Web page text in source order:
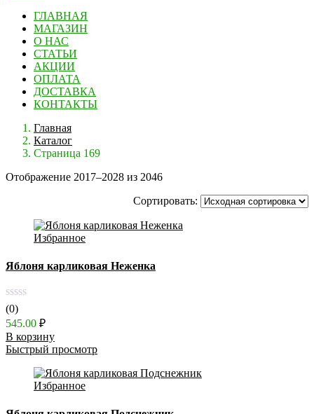
ГЛАВНАЯ
МАГАЗИН
О НАС
СТАТЬИ
АКЦИИ
ОПЛАТА
ДОСТАВКА
КОНТАКТЫ
Главная
Каталог
Страница 169
Отображение 2017–2028 из 2046
Сортировать:
Избранное
Яблоня карликовая Неженка
(0)
545.00 ₽
В корзину
Быстрый просмотр
Избранное